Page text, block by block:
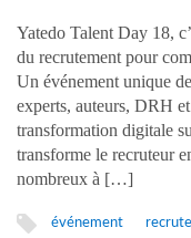
Yatedo Talent Day 18,
du recrutement pour
Un événement unique
experts, auteurs, DRH
transformation digitale
transforme le recruteur
nombreux à […]
événement